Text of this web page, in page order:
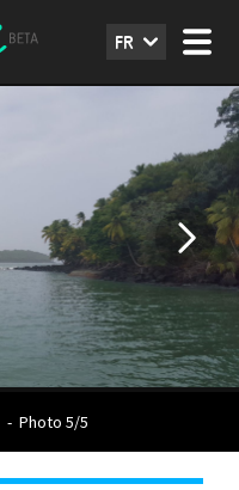
FR
- Photo 5/5